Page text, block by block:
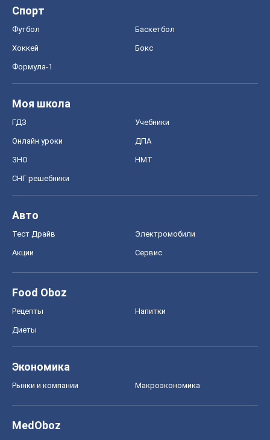
Спорт
Футбол Баскетбол
Хоккей Бокс
Формула-1
Моя школа
ГДЗ Учебники
Онлайн уроки ДПА
ЗНО НМТ
СНГ решебники
Авто
Тест Драйв Электромобили
Акции Сервис
Food Oboz
Рецепты Напитки
Диеты
Экономика
Рынки и компании Mакроэкономика
MedOboz